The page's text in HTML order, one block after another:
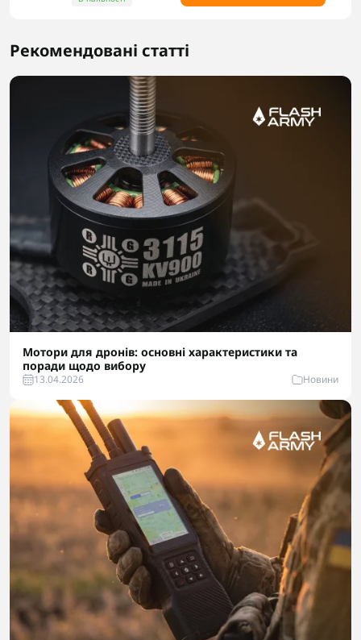
Рекомендовані статті
Мотори для дронів: основні характеристики та
поради щодо вибору
13.04.2026 Новини